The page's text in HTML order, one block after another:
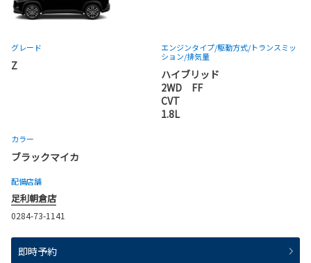
グレード
Z
エンジンタイプ/駆動方式/トランスミッ
ション/排気量
ハイブリッド
2WD FF
CVT
1.8L
カラー
ブラックマイカ
配備店舗
足利朝倉店
0284-73-1141
即時予約